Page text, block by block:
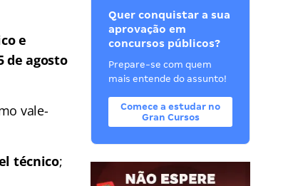
e
de agosto
vale-
técnico;
Quer conquistar a sua
aprovação em
concursos públicos?
Prepare-se com quem
mais entende do assunto!
Comece a estudar no
Gran Cursos